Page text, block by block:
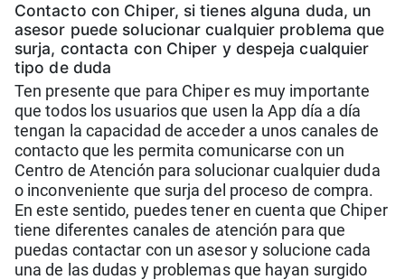
Contacto con Chiper, si tienes alguna duda, un
asesor puede solucionar cualquier problema que
surja, contacta con Chiper y despeja cualquier
tipo de duda
Ten presente que para Chiper es muy importante
que todos los usuarios que usen la App día a día
tengan la capacidad de acceder a unos canales de
contacto que les permita comunicarse con un
Centro de Atención para solucionar cualquier duda
o inconveniente que surja del proceso de compra.
En este sentido, puedes tener en cuenta que Chiper
tiene diferentes canales de atención para que
puedas contactar con un asesor y solucione cada
una de las dudas y problemas que hayan surgido